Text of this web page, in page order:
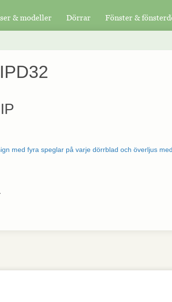
& modeller Dörrar Fönster &